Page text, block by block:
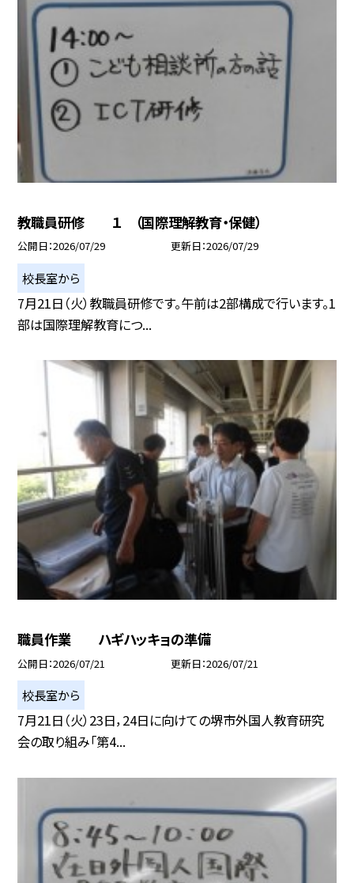
教職員研修 １ （国際理解教育・保健）
公開日 2026/07/29 更新日 2026/07/29
校長室から
7月21日（火）教職員研修です。午前は2部構成で行います。1
部は国際理解教育につ...
職員作業 ハギハッキョの準備
公開日 2026/07/21 更新日 2026/07/21
校長室から
7月21日（火）23日，24日に向けての堺市外国人教育研究
会の取り組み「第4...